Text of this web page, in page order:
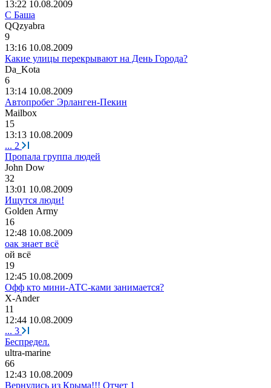
13:22 10.08.2009
С Баша
QQzyabra
9
13:16 10.08.2009
Какие улицы перекрывают на День Города?
Da_Kota
6
13:14 10.08.2009
Автопробег Эрланген-Пекин
Mailbox
15
13:13 10.08.2009
... 2
Пропала группа людей
John Dow
32
13:01 10.08.2009
Ищутся люди!
Golden Army
16
12:48 10.08.2009
оак знает всё
ой всё
19
12:45 10.08.2009
Офф кто мини-АТС-ками занимается?
X-Ander
11
12:44 10.08.2009
... 3
Беспредел.
ultra-marine
66
12:43 10.08.2009
Вернулись из Крыма!!! Отчет 1